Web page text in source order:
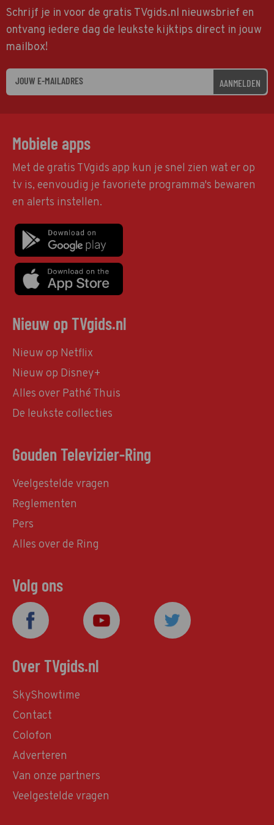
Schrijf je in voor de gratis TVgids.nl nieuwsbrief en
ontvang iedere dag de leukste kijktips direct in jouw
mailbox!
AANMELDEN
Mobiele apps
Met de gratis TVgids app kun je snel zien wat er op
tv is, eenvoudig je favoriete programma's bewaren
en alerts instellen.
Nieuw op TVgids.nl
Nieuw op Netflix
Nieuw op Disney+
Alles over Pathé Thuis
De leukste collecties
Gouden Televizier-Ring
Veelgestelde vragen
Reglementen
Pers
Alles over de Ring
Volg ons
Over TVgids.nl
SkyShowtime
Contact
Colofon
Adverteren
Van onze partners
Veelgestelde vragen